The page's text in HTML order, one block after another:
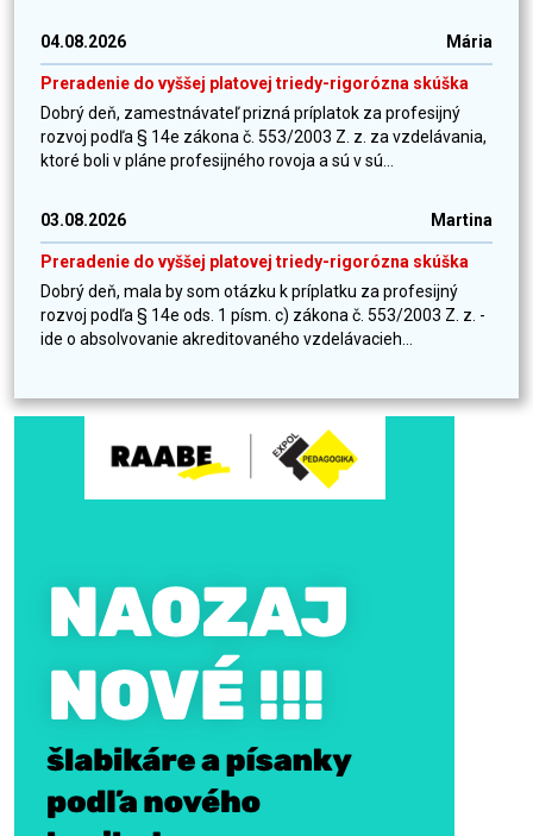
04.08.2026 Mária
Preradenie do vyššej platovej triedy-rigorózna skúška
Dobrý deň, zamestnávateľ prizná príplatok za profesijný
rozvoj podľa § 14e zákona č. 553/2003 Z. z. za vzdelávania,
ktoré boli v pláne profesijného rovoja a sú v sú...
03.08.2026 Martina
Preradenie do vyššej platovej triedy-rigorózna skúška
Dobrý deň, mala by som otázku k príplatku za profesijný
rozvoj podľa § 14e ods. 1 písm. c) zákona č. 553/2003 Z. z. -
ide o absolvovanie akreditovaného vzdelávacieh...